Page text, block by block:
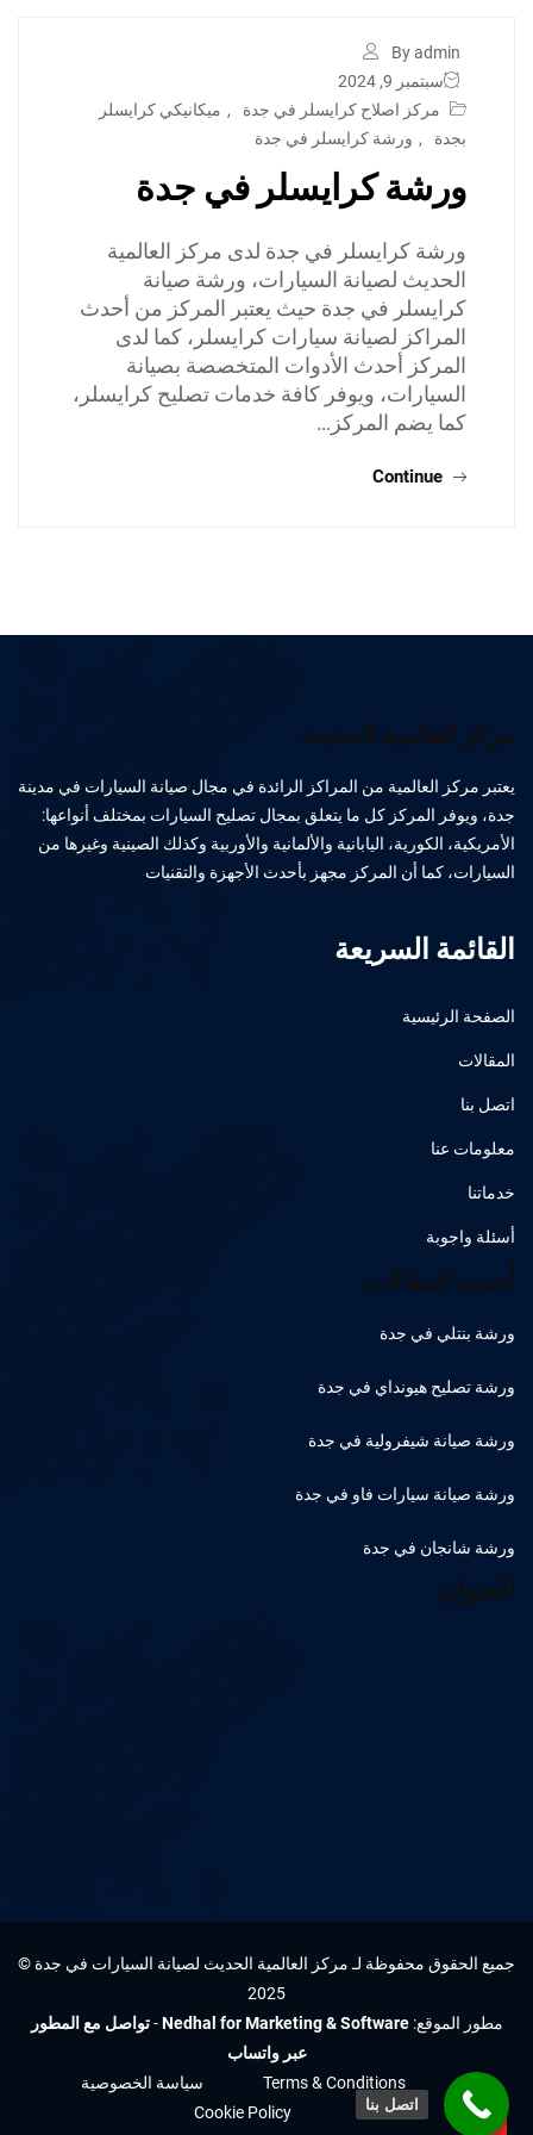
By admin
سبتمبر 9, 2024
مركز اصلاح كرايسلر في جدة
, ميكانيكي كرايسلر
بجدة
, ورشة كرايسلر في جدة
ورشة كرايسلر في جدة
ورشة كرايسلر في جدة لدى مركز العالمية
الحديث لصيانة السيارات، ورشة صيانة
كرايسلر في جدة حيث يعتبر المركز من أحدث
المراكز لصيانة سيارات كرايسلر، كما لدى
المركز أحدث الأدوات المتخصصة بصيانة
السيارات، ويوفر كافة خدمات تصليح كرايسلر،
كما يضم المركز…
Continue
مركز العالمية الحديث
يعتبر مركز العالمية من المراكز الرائدة في مجال صيانة السيارات في مدينة
جدة، ويوفر المركز كل ما يتعلق بمجال تصليح السيارات بمختلف أنواعها:
الأمريكية، الكورية، اليابانية والألمانية والأوربية وكذلك الصينية وغيرها من
السيارات، كما أن المركز مجهز بأحدث الأجهزة والتقنيات
القائمة السريعة
الصفحة الرئيسية
المقالات
اتصل بنا
معلومات عنا
خدماتنا
أسئلة واجوبة
أحدث المقالات
ورشة بنتلي في جدة
ورشة تصليح هيونداي في جدة
ورشة صيانة شيفرولية في جدة
ورشة صيانة سيارات فاو في جدة
ورشة شانجان في جدة
العنوان
جميع الحقوق محفوظة لـ مركز العالمية الحديث لصيانة السيارات في جدة ©
2025
مطور الموقع:Nedhal for Marketing & Software
-تواصل مع المطور
عبر واتساب
Terms & Conditions
سياسة الخصوصية
Cookie Policy
اتصل بنا